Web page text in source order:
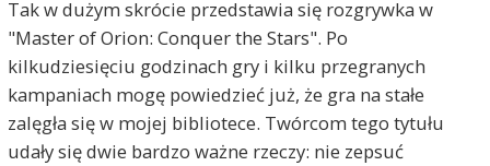
Tak w dużym skrócie przedstawia się rozgrywka w
"Master of Orion: Conquer the Stars". Po
kilkudziesięciu godzinach gry i kilku przegranych
kampaniach mogę powiedzieć już, że gra na stałe
zalęgła się w mojej bibliotece. Twórcom tego tytułu
udały się dwie bardzo ważne rzeczy: nie zepsuć